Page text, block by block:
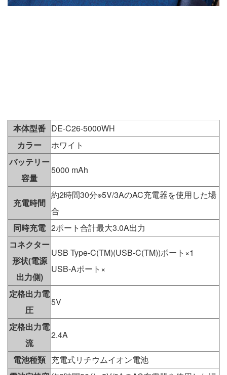
本体型番 DE-C26-5000WH
カラー
ホワイト
バッテリー
容量
5000 mAh
充電時間
約2時間30分※5V/3AのAC充電器を使用した場
合
同時充電 2ポート合計最大3.0A出力
コネクター
形状(電源
出力側)
USB Type-C(TM)(USB-C(TM))ポート×1
USB-Aポート×
定格出力電
圧
5V
定格出力電
流
2.4A
電池種類 充電式リチウムイオン電池